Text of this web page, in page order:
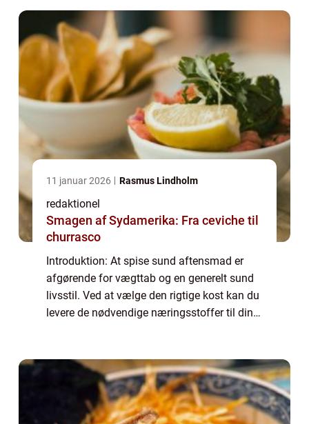
11 januar 2026 Rasmus Lindholm
redaktionel
Smagen af Sydamerika: Fra ceviche til
churrasco
Introduktion: At spise sund aftensmad er
afgørende for vægttab og en generelt sund
livsstil. Ved at vælge den rigtige kost kan du
levere de nødvendige næringsstoffer til din